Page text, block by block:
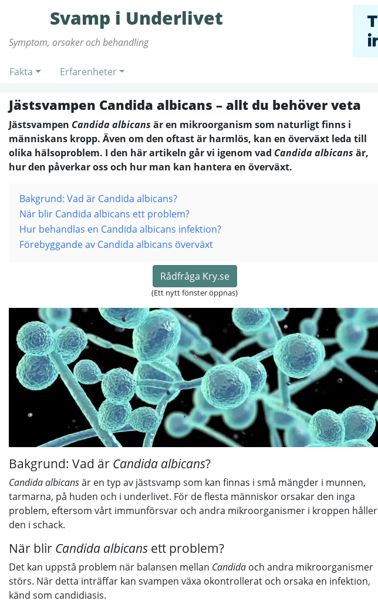
Svamp i Underlivet
Symptom, orsaker och behandling
Fakta Erfarenheter
Jästsvampen Candida albicans – allt du behöver veta
Jästsvampen Candida albicans är en mikroorganism som naturligt finns i
människans kropp. Även om den oftast är harmlös, kan en överväxt leda till
olika hälsoproblem. I den här artikeln går vi igenom vad Candida albicans är,
hur den påverkar oss och hur man kan hantera en överväxt.
Bakgrund: Vad är Candida albicans?
När blir Candida albicans ett problem?
Hur behandlas en Candida albicans infektion?
Förebyggande av Candida albicans överväxt
Rådfråga Kry.se
(Ett nytt fönster öppnas)
Bakgrund: Vad är Candida albicans?
Candida albicansär en typ av jästsvamp som kan finnas i små mängder i munnen,
tarmarna, på huden och i underlivet. För de flesta människor orsakar den inga
problem, eftersom vårt immunförsvar och andra mikroorganismer i kroppen håller
den i schack.
När blir Candida albicans ett problem?
Det kan uppstå problem när balansen mellan Candida och andra mikroorganismer
störs. När detta inträffar kan svampen växa okontrollerat och orsaka en infektion,
känd som candidiasis.